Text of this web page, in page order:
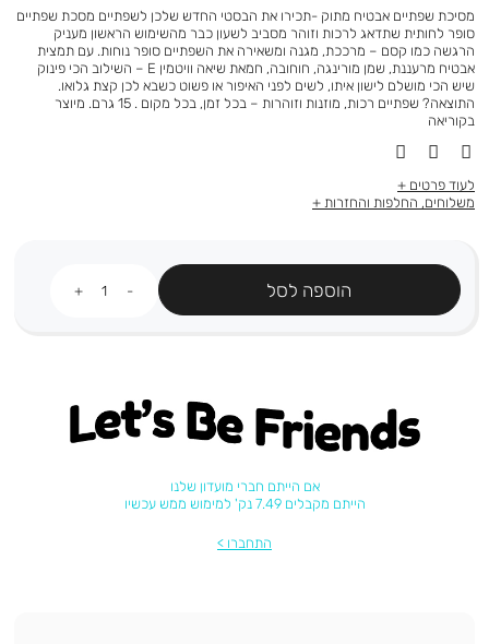
מוצר
מסיכת שפתיים אבטיח מתוק -תכירו את הבסטי החדש שלכן לשפתיים מסכת שפתיים
סופר לחותית שתדאג לרכות וזוהר מסביב לשעון כבר מהשימוש הראשון מעניק
הרגשה כמו קסם – מרככת, מגנה ומשאירה את השפתיים סופר נוחות. עם תמצית
אבטיח מרעננת, שמן מורינגה, חוחובה, חמאת שיאה וויטמין E – השילוב הכי פינוק
שיש הכי מושלם לישון איתו, לשים לפני האיפור או פשוט כשבא לכן קצת גלואו.
התוצאה? שפתיים רכות, מוזנות וזוהרות – בכל זמן, בכל מקום . 15 גרם. מיוצר
בקוריאה
לעוד פרטים
משלוחים, החלפות והחזרות
הוספה לסל
Let's be friends
אם הייתם חברי מועדון שלנו
הייתם מקבלים 7.49 נק' למימוש ממש עכשיו
התחברו